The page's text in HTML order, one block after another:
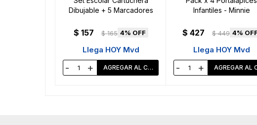
Dibujable + 5 Marcadores
$ 157 $ 165 4
Llega HOY Mvd
- +
Infantiles - Minnie
$ 427 $ 449 4
Llega HOY Mvd
- +